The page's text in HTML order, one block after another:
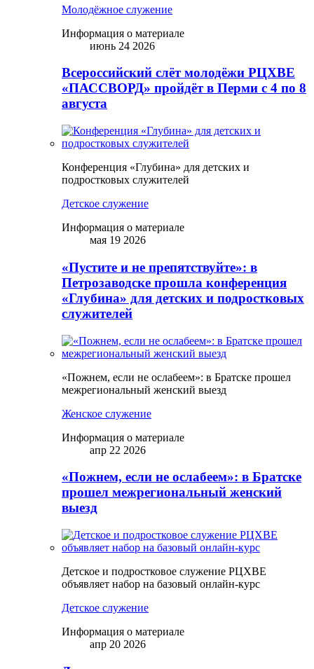
Молодёжное служение
Информация о материале
июнь 24 2026
Всероссийский слёт молодёжи РЦХВЕ
«ПАССВОРД» пройдёт в Перми с 4 по 8
августа
Конференция «Глубина» для детских и
подростковых служителей
Детское служение
Информация о материале
мая 19 2026
«Пустите и не препятствуйте»: в
Петрозаводске прошла конференция
«Глубина» для детских и подростковых
служителей
«Пожнем, если не ослабеем»: в Братске прошел
межрегиональный женский выезд
Женское служение
Информация о материале
апр 22 2026
«Пожнем, если не ослабеем»: в Братске
прошел межрегиональный женский
выезд
Детское и подростковое служение РЦХВЕ
объявляет набор на базовый онлайн-курс
Детское служение
Информация о материале
апр 20 2026